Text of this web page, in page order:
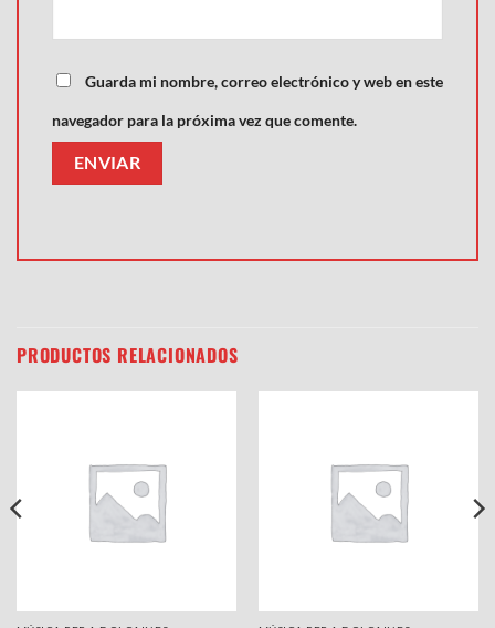
Guarda mi nombre, correo electrónico y web en este
navegador para la próxima vez que comente.
PRODUCTOS RELACIONADOS